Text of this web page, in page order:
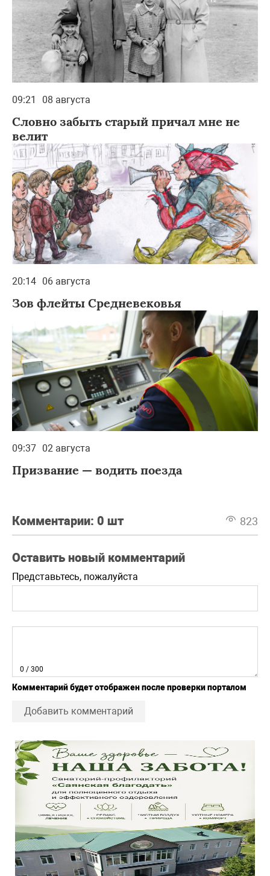
09:21 08 августа
Словно забыть старый причал мне не
велит
20:14 06 августа
Зов флейты Средневековья
09:37 02 августа
Призвание — водить поезда
Комментарии: 0 шт 823
Оставить новый комментарий
Представьтесь, пожалуйста
0 / 300
Комментарий будет отображен после проверки порталом
Добавить комментарий